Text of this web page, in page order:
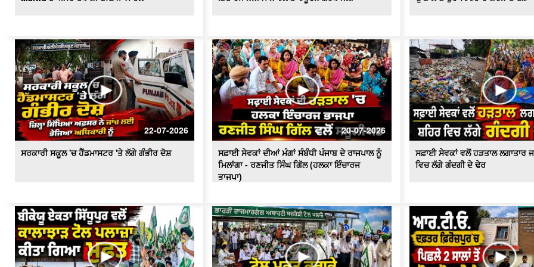
22-07-2026
ਸਰਕਾਰੀ ਸਕੂਲ 'ਚ ਹੈੱਡਮਾਸਟਰ 'ਤੇ ਲੱਗੇ ਗੰਭੀਰ ਦੋਸ਼
20-07-2026
ਸਫ਼ਾਈ ਸੇਵਕਾਂ ਦੀਆਂ ਮੰਗਾਂ ਸੰਬੰਧੀ ਪੰਜਾਬ ਦੇ ਰਾਜਪਾਲ ਨੂੰ
ਮਿਲਾਂਗਾ - ਰਣਜੀਤ ਸਿੰਘ ਗਿੱਲ (ਹਲਕਾ ਇੰਚਾਰਜ
ਭਾਜਪਾ)
ਸਫ਼ਾਈ ਸੇਵਕਾਂ ਵਲੋਂ ਹੜਤਾਲ ਲਗਾਤਾਰ
ਵਿਚ ਲੱਗੇ ਗੰਦਗੀ ਦੇ ਢੇਰ